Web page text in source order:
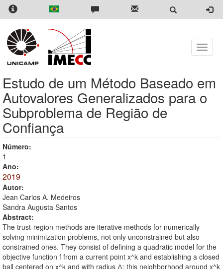
Skip
content
Toggle
Estudo de um Método Baseado em
Autovalores Generalizados para o
Subproblema de Região de
Confiança
Número:
1
Ano:
2019
Autor:
Jean Carlos A. Medeiros
Sandra Augusta Santos
Abstract:
The trust-region methods are iterative methods for numerically
solving minimization problems, not only unconstrained but also
constrained ones. They consist of defining a quadratic model for the
objective function f from a current point x^k and establishing a closed
ball centered on x^k and with radius Δ; this neighborhood around x^k